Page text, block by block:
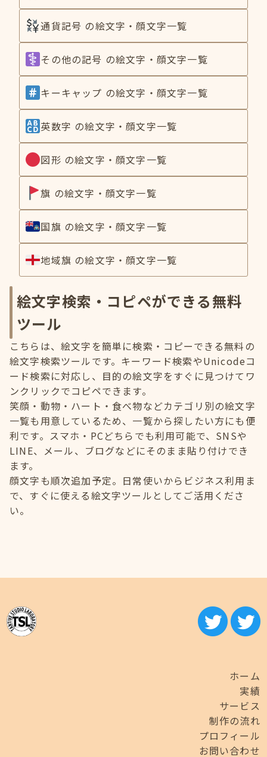
通貨記号 の絵文字・顔文字一覧
その他の記号 の絵文字・顔文字一覧
キーキャップ の絵文字・顔文字一覧
英数字 の絵文字・顔文字一覧
図形 の絵文字・顔文字一覧
旗 の絵文字・顔文字一覧
国旗 の絵文字・顔文字一覧
地域旗 の絵文字・顔文字一覧
絵文字検索・コピペができる無料
ツール
こちらは、絵文字を簡単に検索・コピーできる無料の
絵文字検索ツールです。キーワード検索やUnicodeコ
ード検索に対応し、目的の絵文字をすぐに見つけてワ
ンクリックでコピペできます。
笑顔・動物・ハート・食べ物などカテゴリ別の絵文字
一覧も用意しているため、一覧から探したい方にも便
利です。スマホ・PCどちらでも利用可能で、SNSや
LINE、メール、ブログなどにそのまま貼り付けでき
ます。
顔文字も順次追加予定。日常使いからビジネス利用ま
で、すぐに使える絵文字ツールとしてご活用くださ
い。
ホーム
実績
サービス
制作の流れ
プロフィール
お問い合わせ